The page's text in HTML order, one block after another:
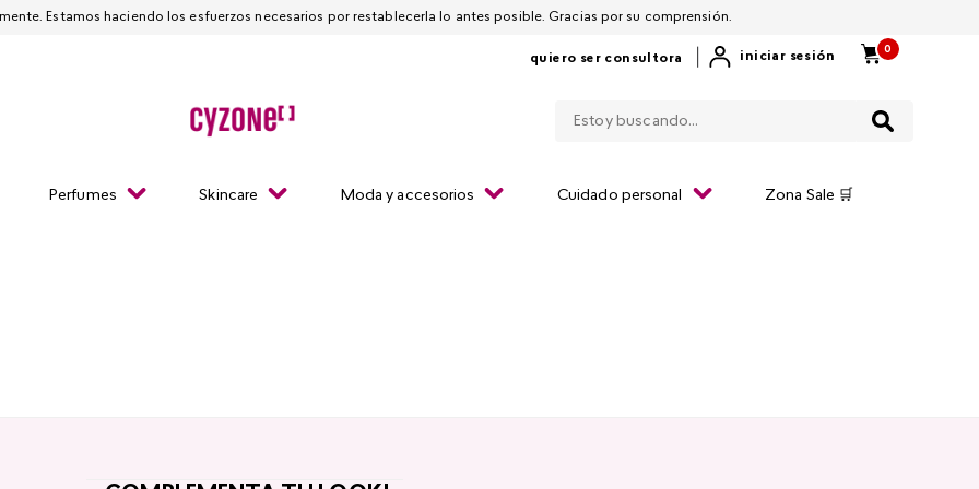
quiero ser consultora iniciar sesión
0
Perfumes Skincare Moda y accesorios Cuidado personal Zona Sale 🛒
Esta página está suspendida temporalmente. Estamos haciendo los esfuerzos necesarios por restablecerla lo antes posible. Gracias por su comprensión.